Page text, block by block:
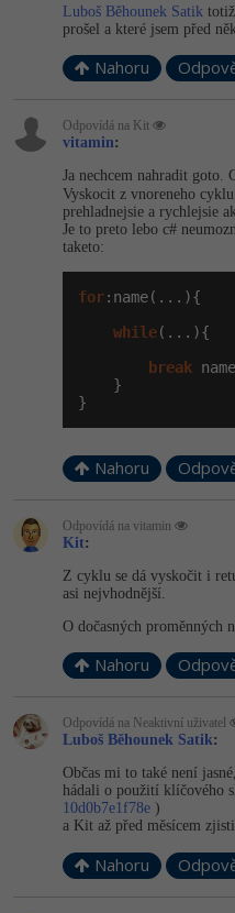
Luboš Běhounek Satik
prošel a které jsem před
Nahoru
Odpovídá na Kit
vitamin:
Ja nechcem nahradit goto.
Vyskocit z vnoreneho
prehladnejsie a rychlejsie
Je to preto lebo c#
taketo:
for:name(...){
while(...){
break
    }
}
Nahoru
Odpovídá na vitamin
Kit:
Z cyklu se dá vyskočit i
asi nejvhodnější.
O dočasných proměnných
Nahoru
Odpovídá na Neaktivní uživatel
Luboš Běhounek Satik:
Občas mi to také není
hádali o použití klíčového
10d0b7e1f78e )
a Kit až před měsícem
Nahoru